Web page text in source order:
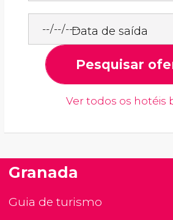
Data de saída
Pesquisar
Ver todos os hotéis
Granada
Guia de turismo